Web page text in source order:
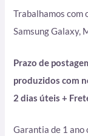
Trabalhamos com
Samsung Galaxy,
Prazo de
produzidos com
2 dias úteis +
Garantia de 1 ano